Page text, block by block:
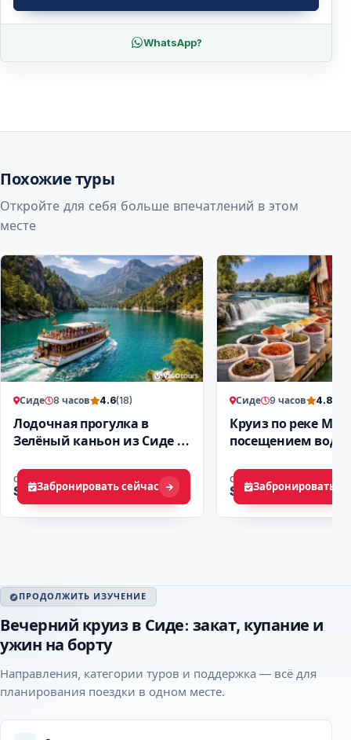
WhatsApp?
Похожие туры
Откройте для себя больше впечатлений в этом
месте
Сиде 8 часов 4.6(18)
Лодочная прогулка в
Зелёный каньон из Сиде |
ОТ
$ 41Забронировать сейчас
Сиде 9 часов 4.8
Круиз по реке
посещением
ОТ
$ 29Забронировать
ПРОДОЛЖИТЬ ИЗУЧЕНИЕ
Вечерний круиз в Сиде: закат, купание и
ужин на борту
Направления, категории туров и поддержка — всё для
планирования поездки в одном месте.